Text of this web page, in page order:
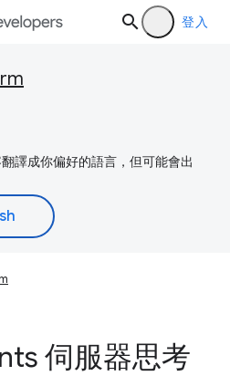
登入
譯成你偏好的語言，但可能會出
伺服器思考